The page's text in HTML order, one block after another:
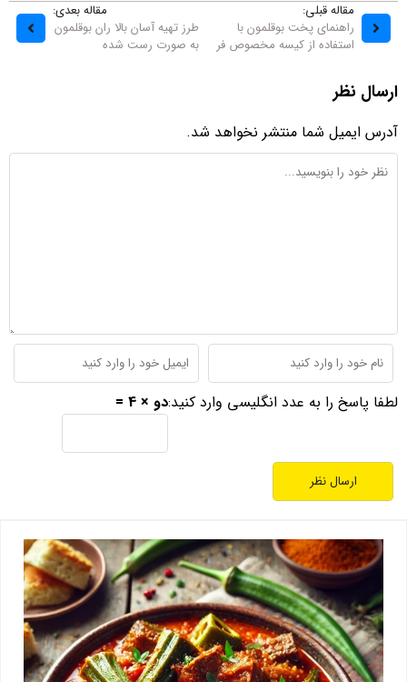
مقاله قبلی:
راهنمای پخت بوقلمون با
استفاده از کیسه مخصوص فر
مقاله بعدی:
طرز تهیه آسان بالا ران بوقلمون
به صورت رست شده
ارسال نظر
آدرس ایمیل شما منتشر نخواهد شد.
لطفا پاسخ را به عدد انگلیسی وارد کنید:دو × 4 =